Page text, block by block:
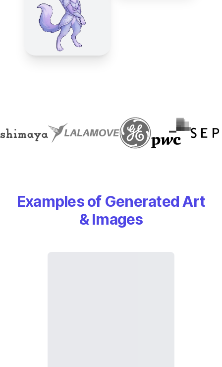
Examples of Generated Art
& Images